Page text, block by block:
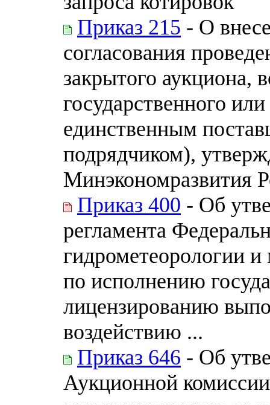
Приказ 215 - О
согласования
закрытого аукциона,
государственного
единственным
подрядчиком),
Минэкономразвития
Приказ 400 - Об
регламента
гидрометеорологии
по исполнению
лицензированию
воздействию ...
Приказ 646 - Об
Аукционной